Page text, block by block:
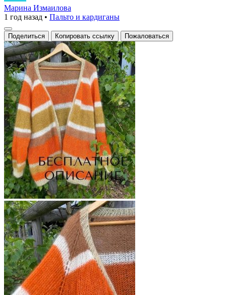
с
яркими
полосами
из
мохера
Марина Измаилова
1 год назад • Пальто и кардиганы
Поделиться Копировать ссылку Пожаловаться